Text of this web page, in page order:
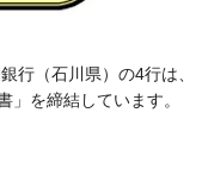
行（石川県）の4行は、
を締結しています。